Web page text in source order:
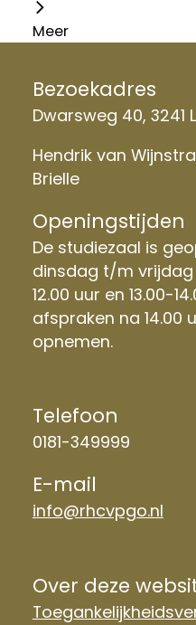
Meer
Bezoekadres
Dwarsweg 40, 3241
Hendrik van
Brielle
Openingstijden
De studiezaal is
dinsdag t/m vrijdag
12.00 uur en 13.00-
afspraken na 14.00
opnemen.
Telefoon
0181-349999
E-mail
info@rhcvpgo.nl
Over deze